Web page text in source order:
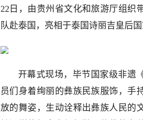
22日，由贵州省文化和旅游厅组织
队赴泰国，亮相于泰国诗丽吉皇后
开幕式现场，毕节国家级非遗
员们身着绚丽的彝族民族服饰，手
放的舞姿，生动诠释出彝族人民的